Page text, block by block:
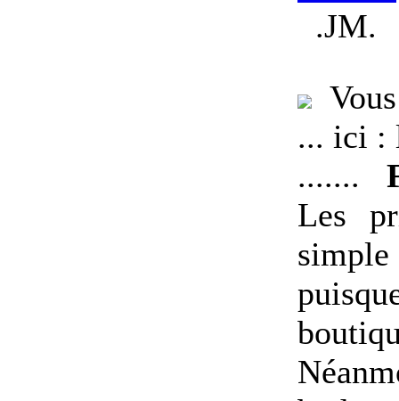
.JM.
... ici :
.......
Les
simple